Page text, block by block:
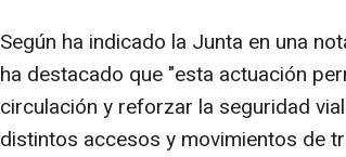
Según ha indicado la Junta en una
ha destacado que "esta actuación
circulación y reforzar la seguridad
distintos accesos y movimientos de